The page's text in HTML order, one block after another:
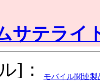
サテライ
]： モバイル関連製